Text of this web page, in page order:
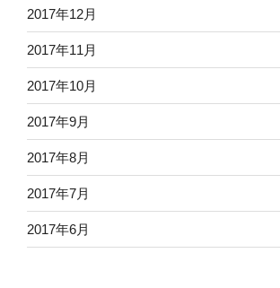
2017年12月
2017年11月
2017年10月
2017年9月
2017年8月
2017年7月
2017年6月